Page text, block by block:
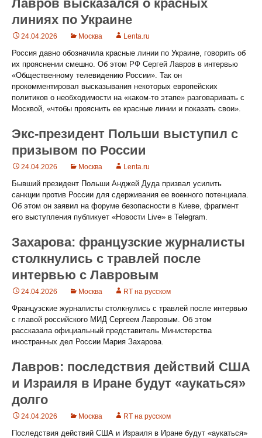
Лавров высказался о красных
линиях по Украине
24.04.2026 Москва Lenta.ru
Россия давно обозначила красные линии по Украине, говорить об
их прояснении смешно. Об этом РФ Сергей Лавров в интервью
«Общественному телевидению России». Так он
прокомментировал высказывания некоторых европейских
политиков о необходимости на «каком-то этапе» разговаривать с
Москвой, «чтобы прояснить ее красные линии и показать свои».
Экс-президент Польши выступил с
призывом по России
24.04.2026 Москва Lenta.ru
Бывший президент Польши Анджей Дуда призвал усилить
санкции против России для сдерживания ее военного потенциала.
Об этом он заявил на форуме безопасности в Киеве, фрагмент
его выступления публикует «Новости Live» в Telegram.
Захарова: французские журналисты
столкнулись с травлей после
интервью с Лавровым
24.04.2026 Москва RT на русском
Французские журналисты столкнулись с травлей после интервью
с главой российского МИД Сергеем Лавровым. Об этом
рассказала официальный представитель Министерства
иностранных дел России Мария Захарова.
Лавров: последствия действий США
и Израиля в Иране будут «аукаться»
долго
24.04.2026 Москва RT на русском
Последствия действий США и Израиля в Иране будут «аукаться»